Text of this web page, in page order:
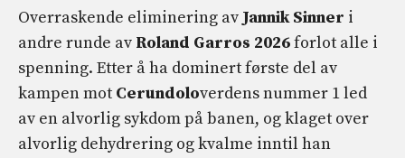
Overraskende eliminering av Jannik Sinner i
andre runde av Roland Garros 2026forlot alle i
spenning. Etter å ha dominert første del av
kampen mot Cerundoloverdens nummer 1 led
av en alvorlig sykdom på banen, og klaget over
alvorlig dehydrering og kvalme inntil han